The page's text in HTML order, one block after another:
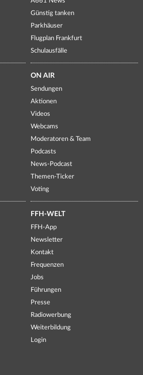
Günstig tanken
Parkhäuser
Flugplan Frankfurt
Schulausfälle
ON AIR
Sendungen
Aktionen
Videos
Webcams
Moderatoren & Team
Podcasts
News-Podcast
Themen-Ticker
Voting
FFH-WELT
FFH-App
Newsletter
Kontakt
Frequenzen
Jobs
Führungen
Presse
Radiowerbung
Weiterbildung
Login